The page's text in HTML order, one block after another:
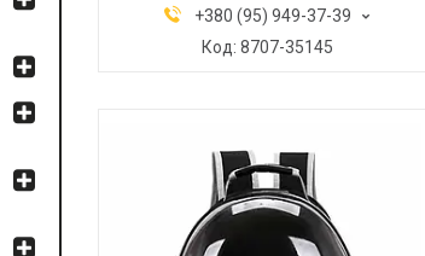
+380 (95) 949-37-39
8707-35145